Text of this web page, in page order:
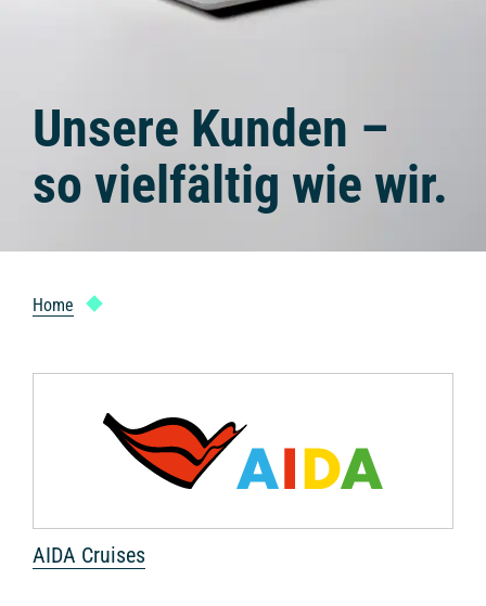
Unsere Kunden –
so vielfältig wie wir.
Home
AIDA Cruises